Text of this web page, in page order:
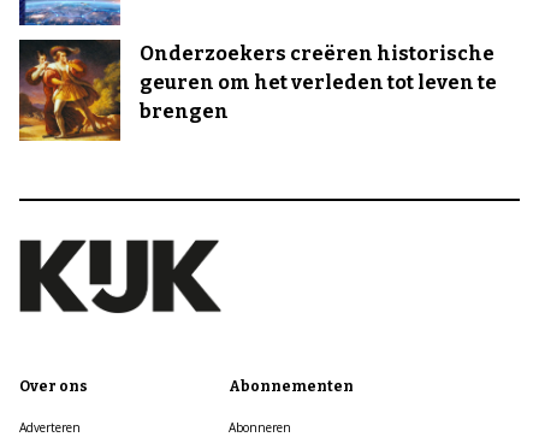
Onderzoekers creëren historische
geuren om het verleden tot leven te
brengen
Over ons
Adverteren
Abonnementen
Abonneren